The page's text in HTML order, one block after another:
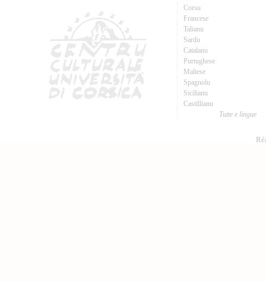
Corsu
Francese
Talianu
Sardu
Catalanu
Purtughese
Maltese
Spagnolu
Sicilianu
Castillianu
Tutte e lingue